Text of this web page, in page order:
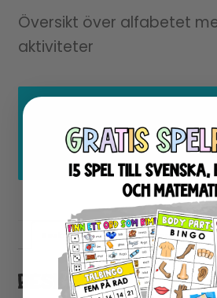
Översikt över alfabetet
aktiviteter
gratis konto här för att
shoppa!
Beskrivning Recensioner (0)
BESKRIVNING